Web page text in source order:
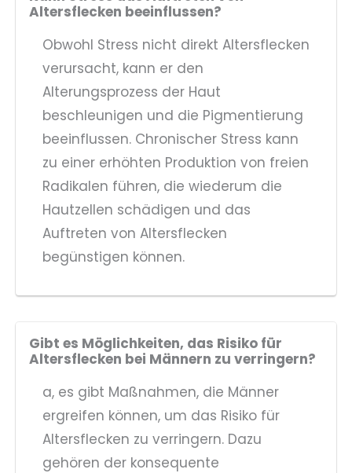
Altersflecken beeinflussen?
Obwohl Stress nicht direkt Altersflecken
verursacht, kann er den
Alterungsprozess der Haut
beschleunigen und die Pigmentierung
beeinflussen. Chronischer Stress kann
zu einer erhöhten Produktion von freien
Radikalen führen, die wiederum die
Hautzellen schädigen und das
Auftreten von Altersflecken
begünstigen können.
Gibt es Möglichkeiten, das Risiko für
Altersflecken bei Männern zu verringern?
a, es gibt Maßnahmen, die Männer
ergreifen können, um das Risiko für
Altersflecken zu verringern. Dazu
gehören der konsequente